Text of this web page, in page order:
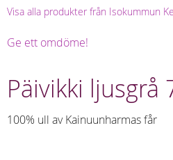
Visa alla produkter från Isokummun
Ge ett omdöme!
Päivikki ljusgrå
100% ull av Kainuunharmas får